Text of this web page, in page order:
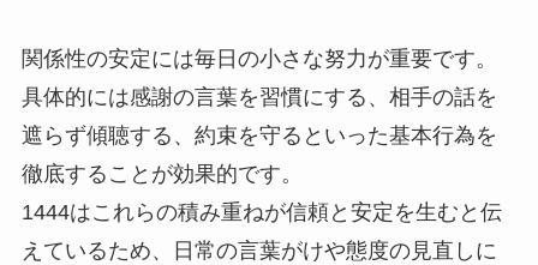
関係性の安定には毎日の小さな努力が重要です。
具体的には感謝の言葉を習慣にする、相手の話を
遮らず傾聴する、約束を守るといった基本行為を
徹底することが効果的です。
1444はこれらの積み重ねが信頼と安定を生むと伝
えているため、日常の言葉がけや態度の見直しに